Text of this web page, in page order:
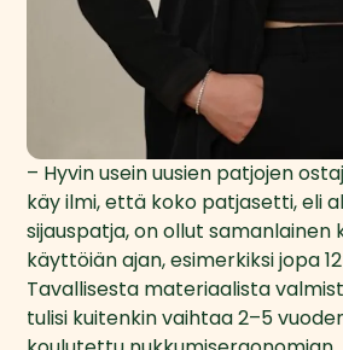
– Hyvin usein uusien patjojen
käy ilmi, että koko patjasetti, eli
sijauspatja, on ollut samanlainen
käyttöiän ajan, esimerkiksi jopa
Tavallisesta materiaalista
tulisi kuitenkin vaihtaa 2–5